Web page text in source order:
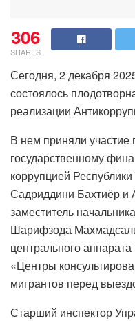
306
SHARES
Сегодня, 2 декабря
состоялось
реализации
В нем приняли участие
государственному
коррупцией
Садриддини Бахтиёр и
заместитель
Шарифзода
центрального
«Центры
мигрантов перед
Старший инспектор